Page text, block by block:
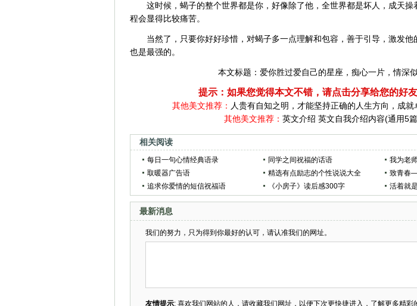
这时候，蝎子的整个世界都是你，好像除了他，全世界都是坏人，成天操
程会显得比较痛苦。
当然了，只要你好好珍惜，对蝎子多一点理解和包容，善于引导，激发
也是最强的。
本文标题： 爱你胜过爱自己的星座，痴心一片，情深
提示：如果您觉得本文不错，请点击分享给您的好
其他美文推荐： 人贵有自知之明，才能坚持正确的人生方向，成就
其他美文推荐： 英文介绍 英文自我介绍内容(通用5
相关阅读
每日一句心情经典语录 同学之间祝福的话语
我为老
篇)
取暖器广告语 精选有点励志的个性说说大全
致青春
追求你爱情的短信祝福语
《小房子》读后感300字
活着就
最新消息
我们的努力，只为得到你最好的认可，请认准我们的网址。
友情提示: 喜欢我们网站的人，请收藏我们网址，以便下次更快捷进入，了解更多精彩